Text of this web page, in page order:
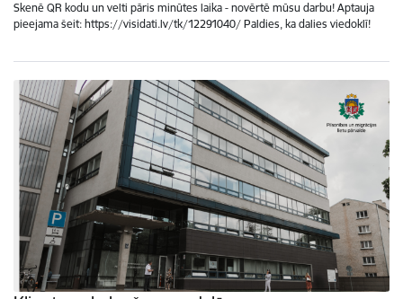
Skenē QR kodu un velti pāris minūtes laika - novērtē mūsu darbu! Aptauja
pieejama šeit: https://visidati.lv/tk/12291040/ Paldies, ka dalies viedoklī!